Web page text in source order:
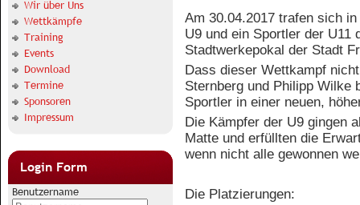
Wir über Uns
Wettkämpfe
Training
Events
Download
Termine
Sponsoren
Impressum
Login Form
Benutzername
Am 30.04.2017 trafen sich
U9 und ein Sportler der U11
Stadtwerkepokal der Stadt
Dass dieser Wettkampf
Sternberg und Philipp Wilke
Sportler in einer neuen,
Die Kämpfer der U9 gingen
Matte und erfüllten die
wenn nicht alle gewonnen
Die Platzierungen: